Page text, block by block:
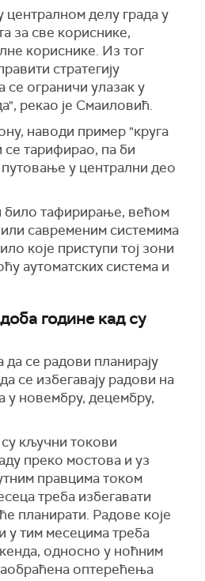
делу града у
за све кориснике,
кориснике. Из тог
стратегију
ограничи улазак у
рекао је Смаиловић.
наводи пример "круга
се тарифирао, па би
у централни део
било тафирирање, већом
савременим системима
које приступи тој зони
аутоматских система и
године кад су
се радови планирају
се избегавају радови на
у новембру, децембру,
кључни токови
преко мостова и уз
правцима током
треба избегавати
планирати. Радове које
у тим месецима треба
односно у ноћним
оптерећења